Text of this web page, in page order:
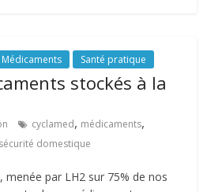
Médicaments Santé pratique
stockés à la
cyclamed, médicaments,
sécurité domestique
menée par LH2 sur 75% de nos